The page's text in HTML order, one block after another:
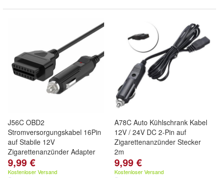
J56C OBD2
Stromversorgungskabel 16Pin
auf Stabile 12V
Zigarettenanzünder Adapter
1m
9,99 €
Kostenloser Versand
A78C Auto Kühlschrank Kabel
12V / 24V DC 2-Pin auf
Zigarettenanzünder Stecker
2m
9,99 €
Kostenloser Versand